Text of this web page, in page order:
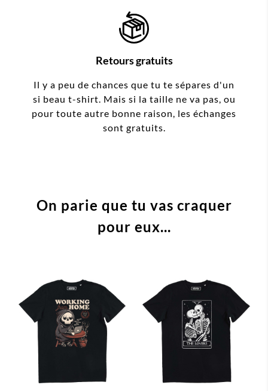
Retours gratuits
Il y a peu de chances que tu te sépares d'un
si beau t-shirt. Mais si la taille ne va pas, ou
pour toute autre bonne raison, les échanges
sont gratuits.
On parie que tu vas craquer
pour eux...